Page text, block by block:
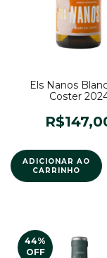
Els Nanos
Coster
44%
OFF